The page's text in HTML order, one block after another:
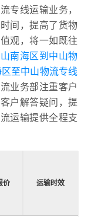
专线运输业务，
间，提高了货物
观，将一如既往
南海区到中山物
至中山物流专线
业务部注重客户
户解答疑问，提
运输提供全程支
价 运输时效